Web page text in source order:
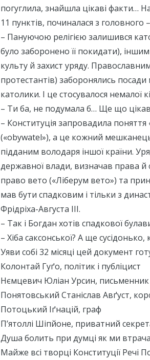
погуглила, знайшла цікаві факти…
11 пунктів, починалася з головного –
– Пануючою релігією залишився
було заборонено її покидати),
культу й захист уряду.
протестантів) заборонялись посади
католики. І це стосувалося немалої
– Ти ба, не подумала б… Ще що
– Конституція запровадила
(«obywatel»), а це кожний
підданим володаря іншої країни.
державної влади, визначав права й
право вето («Ліберум вето») та
мав бути спадковим і тільки з
Фрідріха-Августа III.
– Так і Богдан хотів спадкової
– Хіба саксонської? А ще
Уяви собі 32 місяці цей документ
Колонтай Гуґо, політик і публіцист
Нємцевич Юліан Урсин, письменник
Понятовський Станіслав Авґуст,
Потоцький Іґнацій, граф
П’ятоллі Шіпйоне, приватний
Душа болить при думці як ми
Майже всі творці Конституції Речі